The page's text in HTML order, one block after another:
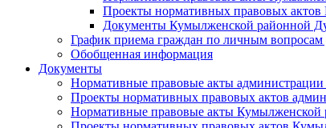
Проекты нормативных правовых
Документы Кумылженской районной
График приема граждан по личным вопросам
Обобщенная информация
Документы
Нормативные правовые акты
Проекты нормативных правовых актов
Нормативные правовые акты